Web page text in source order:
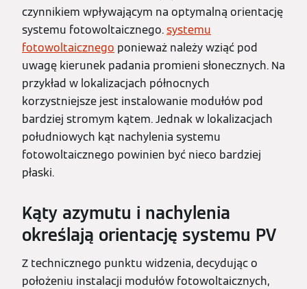
czynnikiem wpływającym na optymalną orientację
systemu fotowoltaicznego.systemu
fotowoltaicznego ponieważ należy wziąć pod
uwagę kierunek padania promieni słonecznych. Na
przykład w lokalizacjach północnych
korzystniejsze jest instalowanie modułów pod
bardziej stromym kątem. Jednak w lokalizacjach
południowych kąt nachylenia systemu
fotowoltaicznego powinien być nieco bardziej
płaski.
Kąty azymutu i nachylenia
określają orientację systemu PV
Z technicznego punktu widzenia, decydując o
położeniu instalacji modułów fotowoltaicznych,